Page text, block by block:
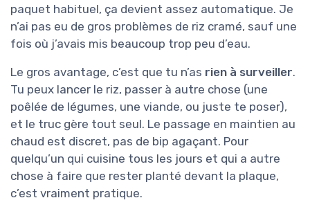
paquet habituel, ça devient assez automatique. Je
n’ai pas eu de gros problèmes de riz cramé, sauf une
fois où j’avais mis beaucoup trop peu d’eau.
Le gros avantage, c’est que tu n’as rien à surveiller.
Tu peux lancer le riz, passer à autre chose (une
poêlée de légumes, une viande, ou juste te poser),
et le truc gère tout seul. Le passage en maintien au
chaud est discret, pas de bip agaçant. Pour
quelqu’un qui cuisine tous les jours et qui a autre
chose à faire que rester planté devant la plaque,
c’est vraiment pratique.